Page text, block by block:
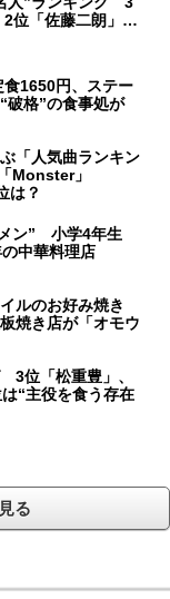
2位「佐藤二朗」…
食1650円、ステー
格”の食事処が
「人気曲ランキン
Monster」
は？
ン” 小学4年生
の中華料理店
ルのお好み焼き
焼き店が「オモウ
3位「松重豊」、
“主役を食う存在
る